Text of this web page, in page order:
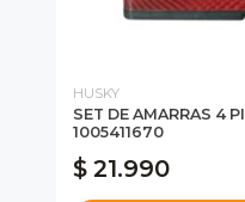
HUSKY
SET DE AMARRAS 4
1005411670
$ 21.990